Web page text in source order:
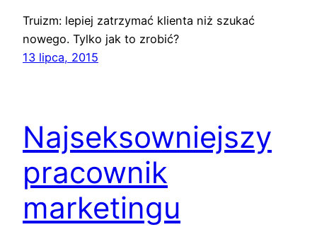
Truizm: lepiej zatrzymać klienta niż szukać
nowego. Tylko jak to zrobić?
13 lipca, 2015
Najseksowniejszy
pracownik
marketingu